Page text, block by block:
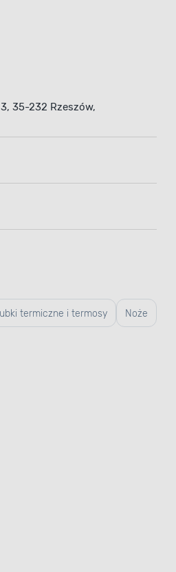
35-232 Rzeszów,
termiczne i termosy Noże